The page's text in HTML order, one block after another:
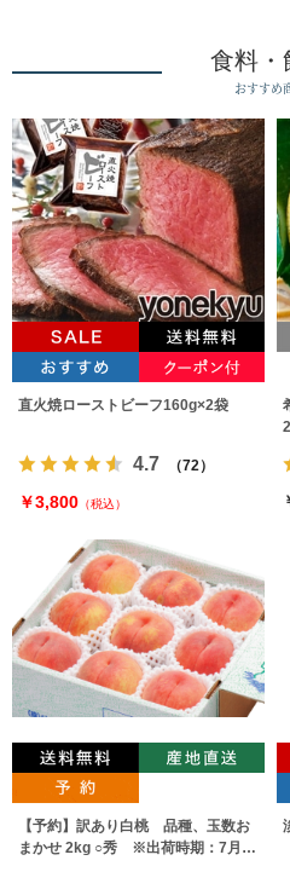
食料・
おすすめ
直火焼ローストビーフ160g×2袋
4.7 （72）
￥3,800 （税込）
【予約】訳あり白桃 品種、玉数お
まかせ 2kg ○秀 ※出荷時期：7月下